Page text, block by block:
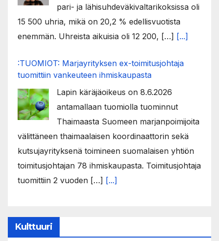
pari- ja lähisuhdeväkivaltarikoksissa oli
15 500 uhria, mikä on 20,2 % edellisvuotista
enemmän. Uhreista aikuisia oli 12 200, […] [...]
:TUOMIOT: Marjayrityksen ex-toimitusjohtaja
tuomittiin vankeuteen ihmiskaupasta
Lapin käräjäoikeus on 8.6.2026
antamallaan tuomiolla tuominnut
Thaimaasta Suomeen marjanpoimijoita
välittäneen thaimaalaisen koordinaattorin sekä
kutsujayrityksenä toimineen suomalaisen yhtiön
toimitusjohtajan 78 ihmiskaupasta. Toimitusjohtaja
tuomittiin 2 vuoden […] [...]
Kulttuuri